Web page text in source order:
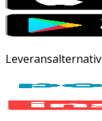
Leveransalternativ